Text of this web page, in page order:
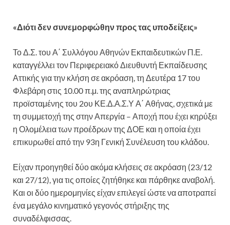
«Διότι δεν συνεμορφώθην προς τας υποδείξεις»
Το Δ.Σ. του Α΄ Συλλόγου Αθηνών Εκπαιδευτικών Π.Ε.
καταγγέλλει τον Περιφερειακό Διευθυντή Εκπαίδευσης
Αττικής για την κλήση σε ακρόαση, τη Δευτέρα 17 του
Φλεβάρη στις 10.00 π.μ. της αναπληρώτριας
προϊσταμένης του 2ου ΚΕ.Δ.Α.Σ.Υ Α΄ Αθήνας, σχετικά με
τη συμμετοχή της στην Απεργία – Αποχή που έχει κηρύξει
η Ολομέλεια των προέδρων της ΔΟΕ και η οποία έχει
επικυρωθεί από την 93η Γενική Συνέλευση του κλάδου.
Είχαν προηγηθεί δύο ακόμα κλήσεις σε ακρόαση (23/12
και 27/12), για τις οποίες ζητήθηκε και πάρθηκε αναβολή.
Και οι δύο ημερομηνίες είχαν επιλεγεί ώστε να αποτραπεί
ένα μεγάλο κινηματικό γεγονός στήριξης της
συναδέλφισσας.